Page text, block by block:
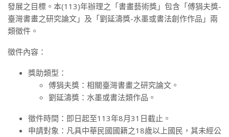
發展之目標。本(113)年辦理之「書畫藝術獎」包含「傅狷夫獎-
臺灣書畫之研究論文」及「劉延濤獎-水墨或書法創作作品」兩
類徵件。
徵件內容：
獎助類型：
傅狷夫獎：相關臺灣書畫之研究論文。
劉延濤獎：水墨或書法類作品。
徵件時間：即日起至113年8月31日截止。
申請對象：凡具中華民國國籍之18歲以上國民，其未經公